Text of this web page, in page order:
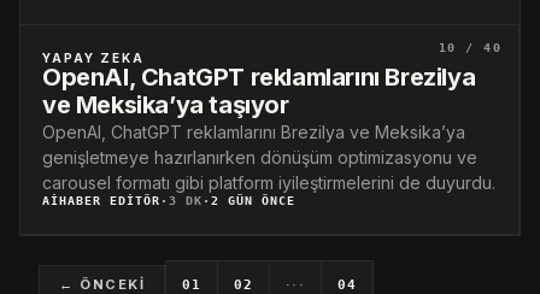
10 / 40
YAPAY ZEKA
OpenAI, ChatGPT reklamlarını Brezilya
ve Meksika’ya taşıyor
OpenAI, ChatGPT reklamlarını Brezilya ve Meksika’ya
genişletmeye hazırlanırken dönüşüm optimizasyonu ve
carousel formatı gibi platform iyileştirmelerini de duyurdu.
AIHABER EDITÖR · 3 DK · 2 GÜN ÖNCE
← ÖNCEKİ 01 02 ··· 04